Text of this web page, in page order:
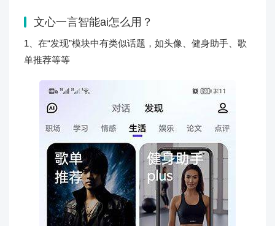
文心一言智能ai怎么用？
1、在“发现”模块中有类似话题，如头像、健身助手、歌
单推荐等等